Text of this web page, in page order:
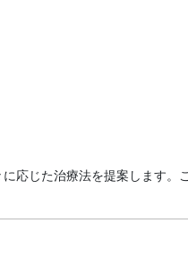
応じた治療法を提案します。